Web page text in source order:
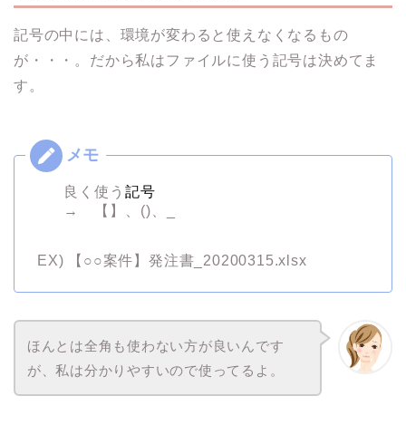
記号の中には、環境が変わると使えなくなるもの
が・・・。だから私はファイルに使う記号は決めてま
す。
良く使う 記号
→ 【】、()、_
EX) 【○○案件】発注書_20200315.xlsx
ほんとは全角も使わない方が良いんです
が、私は分かりやすいので使ってるよ。